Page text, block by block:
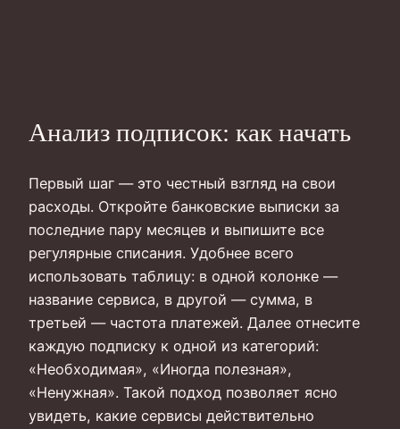
Анализ подписок: как начать
Первый шаг — это честный взгляд на свои
расходы. Откройте банковские выписки за
последние пару месяцев и выпишите все
регулярные списания. Удобнее всего
использовать таблицу: в одной колонке —
название сервиса, в другой — сумма, в
третьей — частота платежей. Далее отнесите
каждую подписку к одной из категорий:
«Необходимая», «Иногда полезная»,
«Ненужная». Такой подход позволяет ясно
увидеть, какие сервисы действительно